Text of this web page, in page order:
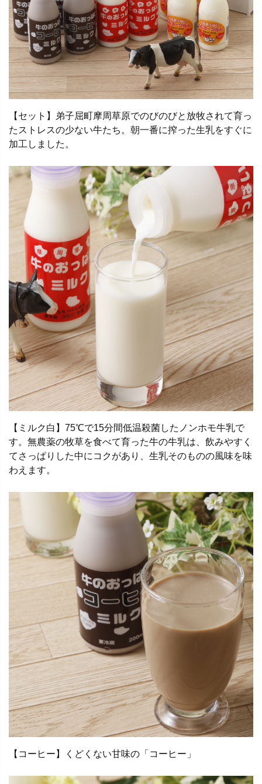
【セット】弟子屈町摩周草原でのびのびと放牧されて育っ
たストレスの少ない牛たち。朝一番に搾った生乳をすぐに
加工しました。
【ミルク白】75℃で15分間低温殺菌したノンホモ牛乳で
す。無農薬の牧草を食べて育った牛の牛乳は、飲みやすく
てさっぱりした中にコクがあり、生乳そのものの風味を味
わえます。
【コーヒー】くどくない甘味の「コーヒー」